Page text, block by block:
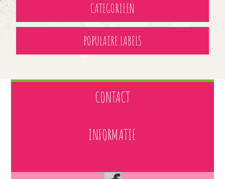
CATEGORIEEN
POPULAIRE LABELS
CONTACT
INFORMATIE